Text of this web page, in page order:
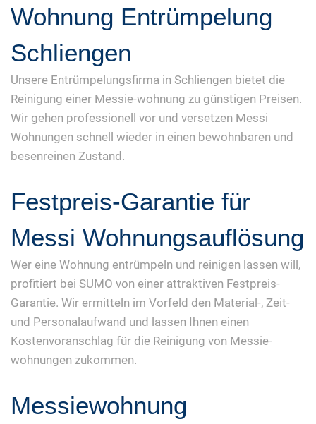
Wohnung Entrümpelung
Schliengen
Unsere Entrümpelungsfirma in Schliengen bietet die
Reinigung einer Messie-wohnung zu günstigen Preisen.
Wir gehen professionell vor und versetzen Messi
Wohnungen schnell wieder in einen bewohnbaren und
besenreinen Zustand.
Festpreis-Garantie für
Messi Wohnungsauflösung
Wer eine Wohnung entrümpeln und reinigen lassen will,
profitiert bei SUMO von einer attraktiven Festpreis-
Garantie. Wir ermitteln im Vorfeld den Material-, Zeit-
und Personalaufwand und lassen Ihnen einen
Kostenvoranschlag für die Reinigung von Messie-
wohnungen zukommen.
Messiewohnung